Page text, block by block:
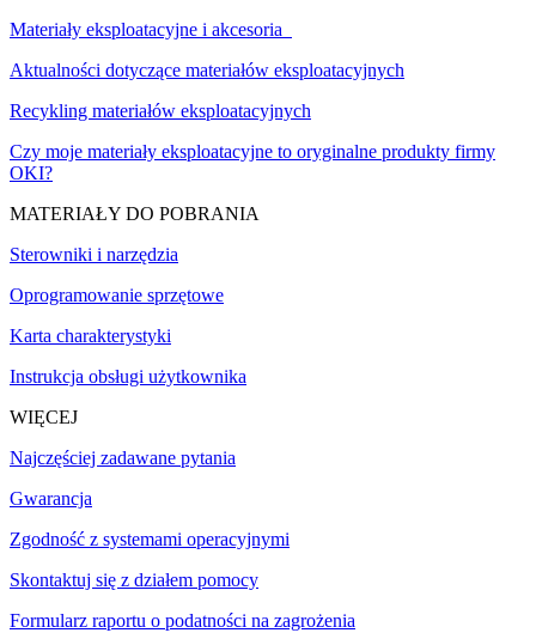
Materiały eksploatacyjne i akcesoria
Aktualności dotyczące materiałów eksploatacyjnych
Recykling materiałów eksploatacyjnych
Czy moje materiały eksploatacyjne to oryginalne produkty firmy
OKI?
MATERIAŁY DO POBRANIA
Sterowniki i narzędzia
Oprogramowanie sprzętowe
Karta charakterystyki
Instrukcja obsługi użytkownika
WIĘCEJ
Najczęściej zadawane pytania
Gwarancja
Zgodność z systemami operacyjnymi
Skontaktuj się z działem pomocy
Formularz raportu o podatności na zagrożenia